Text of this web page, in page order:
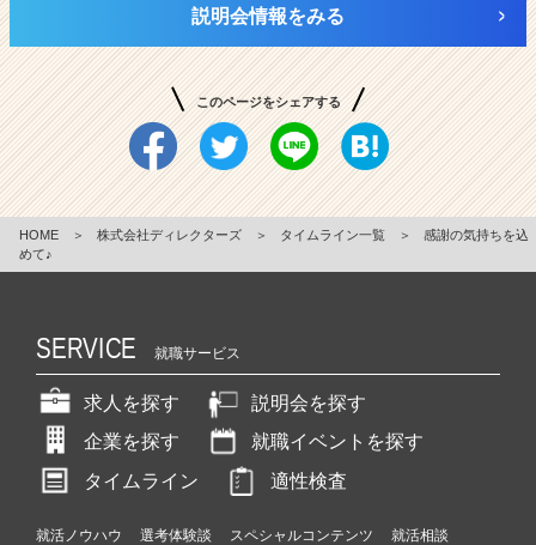
説明会情報をみる
このページをシェアする
HOME ＞ 株式会社ディレクターズ ＞ タイムライン一覧 ＞
感謝の気持ちを込
めて♪
SERVICE 就職サービス
求人を探す
説明会を探す
企業を探す
就職イベントを探す
タイムライン
適性検査
就活ノウハウ 選考体験談 スペシャルコンテンツ
就活相談